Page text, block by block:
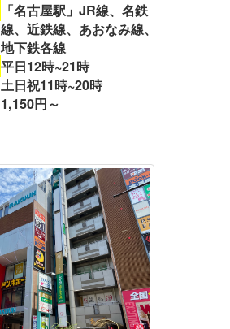
「名古屋駅」JR線、名鉄
線、近鉄線、あおなみ線、
地下鉄各線
平日12時~21時
土日祝11時~20時
1,150円～